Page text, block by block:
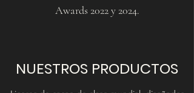
Awards 2022 y 2024.
NUESTROS PRODUCTOS